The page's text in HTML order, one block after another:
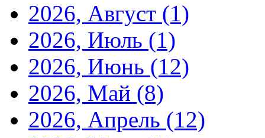
2026, Август (1)
2026, Июль (1)
2026, Июнь (12)
2026, Май (8)
2026, Апрель (12)